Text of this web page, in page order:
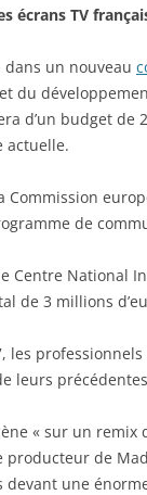
écrans TV
un nouveau
du
d’un budget de
actuelle.
Commission
de
Centre National
de 3 millions
les
leurs
« sur un remix
producteur de
devant une